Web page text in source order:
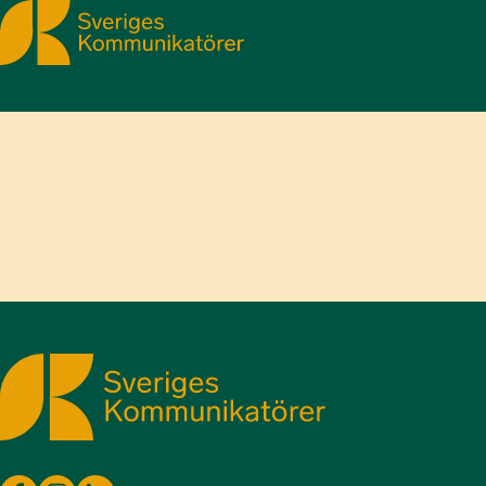
Sveriges Kommunikatörer
Sveriges Kommunikatörer